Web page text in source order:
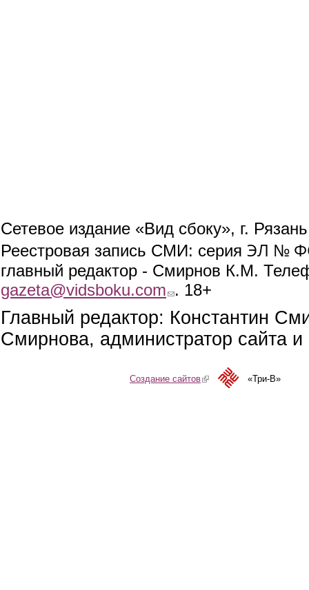
Сетевое издание «Вид сбоку», г.
Реестровая запись СМИ: серия ЭЛ №
главный редактор - Смирнов К.М.
gazeta@vidsboku.com (link sends e-mail)
. 18+
Главный редактор: Константин
Смирнова, администратор сайта
Создание сайтов(link is external)«Три-В»